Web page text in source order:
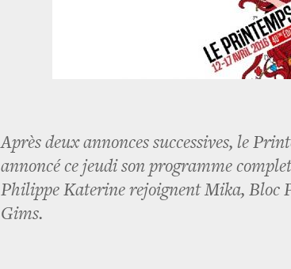
Après deux annonces successives, le
annoncé ce jeudi son programme
Philippe Katerine rejoignent Mika, Bloc
Gims.